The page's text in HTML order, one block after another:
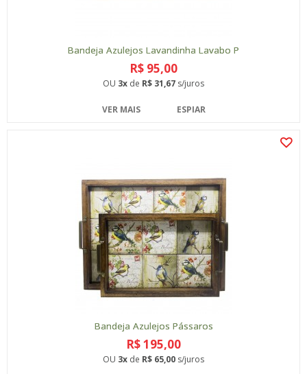
Bandeja Azulejos Lavandinha Lavabo P
R$ 95,00
OU 3x de R$ 31,67 s/juros
VER MAIS ESPIAR
Bandeja Azulejos Pássaros
R$ 195,00
OU 3x de R$ 65,00 s/juros